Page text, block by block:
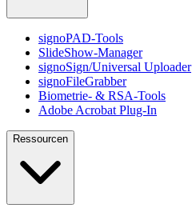
signoPAD-Tools
SlideShow-Manager
signoSign/Universal Uploader
signoFileGrabber
Biometrie- & RSA-Tools
Adobe Acrobat Plug-In
Ressourcen